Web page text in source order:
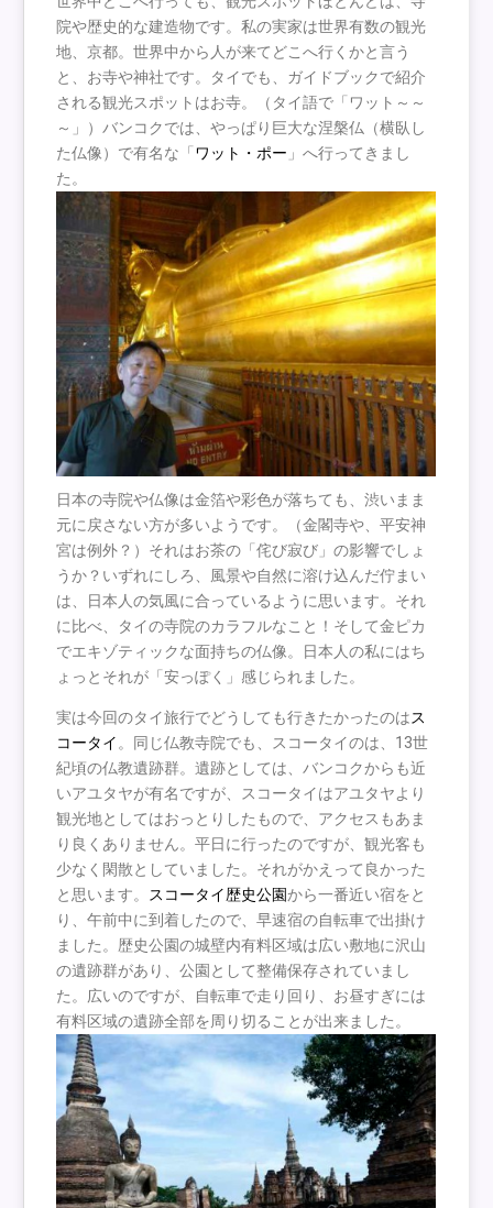
院や歴史的な建造物です。私の実家は世界有数の観光
地、京都。世界中から人が来てどこへ行くかと言う
と、お寺や神社です。タイでも、ガイドブックで紹介
される観光スポットはお寺。（タイ語で「ワット～～
～」）バンコクでは、やっぱり巨大な涅槃仏（横臥し
た仏像）で有名な「 ワット・ポー 」へ行ってきまし
た。
日本の寺院や仏像は金箔や彩色が落ちても、渋いまま
元に戻さない方が多いようです。（金閣寺や、平安神
宮は例外？）それはお茶の「侘び寂び」の影響でしょ
うか？いずれにしろ、風景や自然に溶け込んだ佇まい
は、日本人の気風に合っているように思います。それ
に比べ、タイの寺院のカラフルなこと！そして金ピカ
でエキゾティックな面持ちの仏像。日本人の私にはち
ょっとそれが「安っぽく」感じられました。
実は今回のタイ旅行でどうしても行きたかったのはス
コータイ 。同じ仏教寺院でも、スコータイのは、13世
紀頃の仏教遺跡群。遺跡としては、バンコクからも近
いアユタヤが有名ですが、スコータイはアユタヤより
観光地としてはおっとりしたもので、アクセスもあま
り良くありません。平日に行ったのですが、観光客も
少なく閑散としていました。それがかえって良かった
と思います。 スコータイ歴史公園から一番近い宿をと
り、午前中に到着したので、早速宿の自転車で出掛け
ました。歴史公園の城壁内有料区域は広い敷地に沢山
の遺跡群があり、公園として整備保存されていまし
た。広いのですが、自転車で走り回り、お昼すぎには
有料区域の遺跡全部を周り切ることが出来ました。